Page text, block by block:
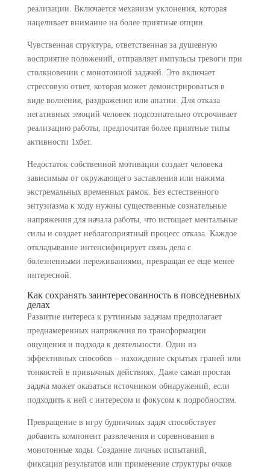
реализации. Включается механизм уклонения, которая
нацеливает внимание на более приятные опции.
Чувственная структура, ответственная за душевную
восприятие положений, отправляет импульсы тревоги при
столкновении с монотонной задачей. Это включает
стрессовую ответ, которая может демонстрироваться в
виде волнения, раздражения или апатии. Для отказа
негативных эмоций человек подсознательно отсрочивает
реализацию работы, предпочитая более приятные типы
активности 1хбет.
Недостаток собственной мотивации создает человека
зависимым от окружающего заставления или нажима
экстремальных временных рамок. Без естественного
энтузиазма к ходу нужны существенные сознательные
напряжения для начала работы, что истощает ментальные
силы и создает неблагоприятный процесс отказа. Каждое
откладывание интенсифицирует связь дела с
болезненными переживаниями, превращая ее еще менее
интересной.
Как сохранять заинтересованность в повседневных
делах
Развитие интереса к рутинным задачам предполагает
преднамеренных напряжения по трансформации
ощущения и подхода к деятельности. Один из
эффективных способов – нахождение скрытых граней или
тонкостей в привычных действиях. Даже самая простая
задача может оказаться источником обнаружений, если
подходить к ней с интересом и фокусом к подробностям.
Превращение в игру будничных задач способствует
добавить компонент развлечения и соревнования в
монотонные ходы. Создание личных испытаний,
фиксация результатов или применение структуры очков